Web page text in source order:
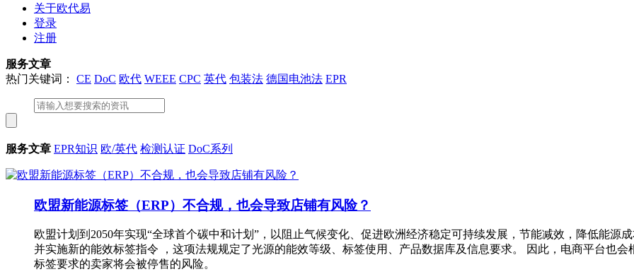
关于欧代易
登录
注册
服务文章
热门关键词： CE DoC 欧代 WEEE CPC 英代 包装法 德国电池法 EPR
服务文章 EPR知识 欧/英代 检测认证 DoC系列
欧盟新能源标签（ERP）不合规，也会导致店铺有风险？
欧盟计划到2050年实现“全球首个碳中和计划”，以阻止气候变化、促进欧洲经济稳定可持续发展，节能减效，降低能源
并实施新的能效标签指令 ，这项法规规定了光源的能效等级、标签使用、产品数据库及信息要求。 因此，电商平台也
标签要求的卖家将会被停售的风险。